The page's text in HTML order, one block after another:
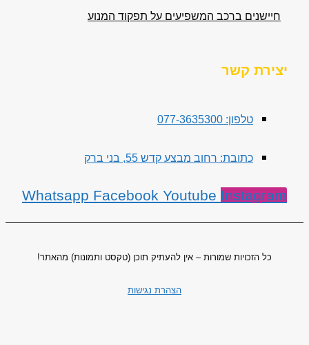
חיישנים ברכב המשפיעים על תפקוד המנוע
יצירת קשר
טלפון: 077-3635300
כתובת: רחוב מבצע קדש 55, בני ברק
Whatsapp Facebook Youtube Instagram
כל הזכויות שמורות – אין להעתיק תוכן (טקסט ותמונות) מהאתר!
הצהרת נגישות